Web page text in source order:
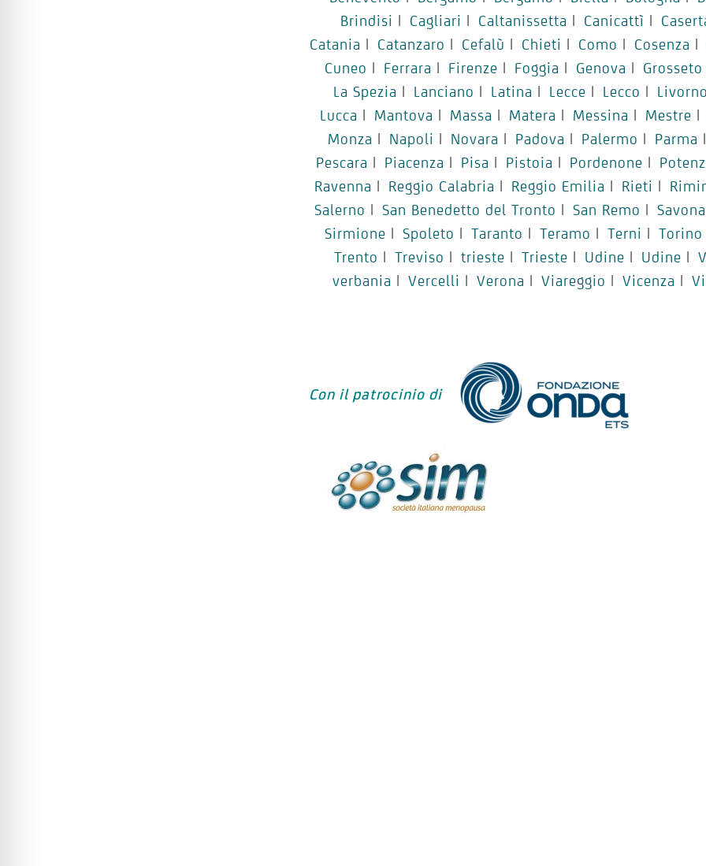
Brindisi | Cagliari | Caltanissetta | Canicattì |
Catania | Catanzaro | Cefalù | Chieti | Como | Cosenza |
Cuneo | Ferrara | Firenze | Foggia | Genova | Grosseto
La Spezia | Lanciano | Latina | Lecce | Lecco | Livorno
Lucca | Mantova | Massa | Matera | Messina | Mestre |
Monza | Napoli | Novara | Padova | Palermo | Parma |
Pescara | Piacenza | Pisa | Pistoia | Pordenone |
Ravenna | Reggio Calabria | Reggio Emilia | Rieti |
Salerno | San Benedetto del Tronto | San Remo | Savona
Sirmione | Spoleto | Taranto | Teramo | Terni | Torino
Trento | Treviso | trieste | Trieste | Udine | Udine |
verbania | Vercelli | Verona | Viareggio | Vicenza |
Con il patrocinio di